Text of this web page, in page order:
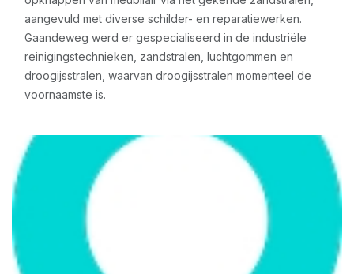
aangevuld met diverse schilder- en reparatiewerken.
Gaandeweg werd er gespecialiseerd in de industriële
reinigingstechnieken, zandstralen, luchtgommen en
droogijsstralen, waarvan droogijsstralen momenteel de
voornaamste is.